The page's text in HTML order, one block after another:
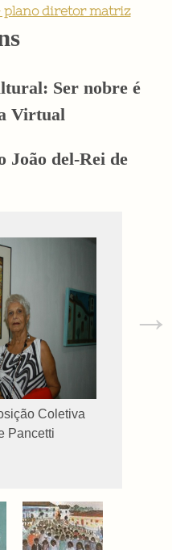
diretor matriz
Ser nobre é
Virtual
João del-Rei de
Coletiva
Pancetti
→